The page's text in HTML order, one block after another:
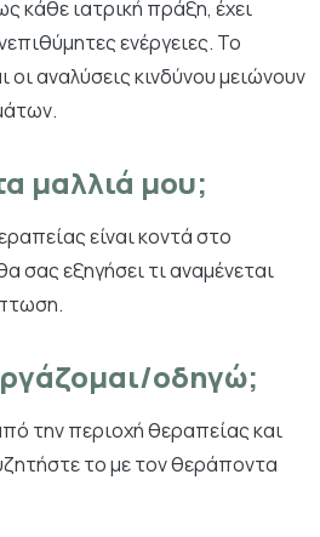
κάθε ιατρική πράξη, έχει
ενέργειες. Το
αναλύσεις κινδύνου μειώνουν
μαλλιά μου;
είναι κοντά στο
σας εξηγήσει τι αναμένεται
οδηγώ;
την περιοχή θεραπείας και
το με τον θεράποντα